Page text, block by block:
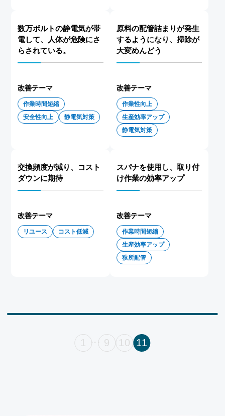
数万ボルトの静電気が帯
電して、人体が危険にさ
らされている。
改善テーマ
作業時間短縮
安全性向上
静電気対策
原料の配管詰まりが発生
するようになり、掃除が
大変めんどう
改善テーマ
作業性向上
生産効率アップ
静電気対策
交換頻度が減り、コスト
ダウンに期待
改善テーマ
リユース コスト低減
スパナを使用し、取り付
け作業の効率アップ
改善テーマ
作業時間短縮
生産効率アップ
狭所配管
1 ・・・ 9 10 11